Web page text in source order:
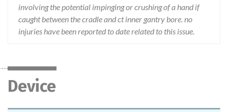
involving the potential impinging or crushing of a hand if
caught between the cradle and ct inner gantry bore. no
injuries have been reported to date related to this issue.
Device